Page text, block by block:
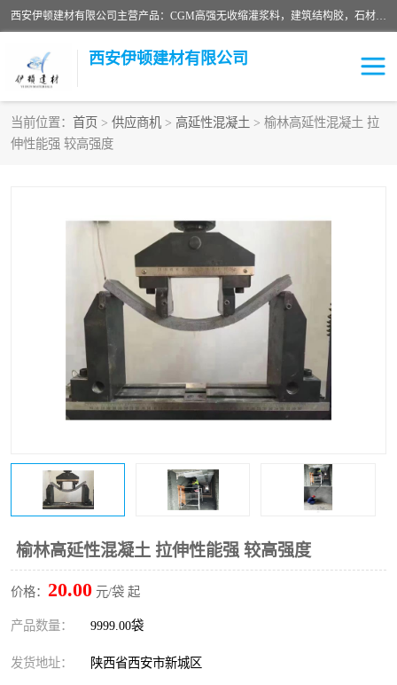
西安伊顿建材有限公司主营产品：CGM高强无收缩灌浆料，建筑结构胶，石材粘合剂，柔性防水材料，环氧修补砂浆等在各个行业得到了客户认可。
西安伊顿建材有限公司
当前位置： 首页 > 供应商机 > 高延性混凝土 > 榆林高延性混凝土 拉
伸性能强 较高强度
榆林高延性混凝土 拉伸性能强 较高强度
价格： 20.00 元/袋 起
产品数量： 9999.00袋
发货地址： 陕西省西安市新城区
灌浆料
自流平水泥 水泥路面修补材料
沥青冷补料
高延性混凝土 速凝剂
碳纤维布
桥梁伸缩缝快速修补料 防静电不发火砂浆
膨胀剂 混凝土防碳化涂料
融雪剂